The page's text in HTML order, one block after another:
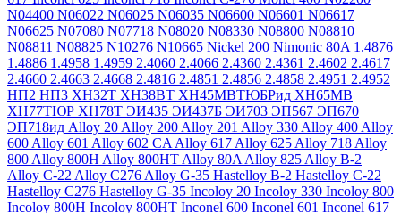
N04400 N06022 N06025 N06035 N06600 N06601 N06617
N06625 N07080 N07718 N08020 N08330 N08800 N08810
N08811 N08825 N10276 N10665 Nickel 200 Nimonic 80A 1.4876
1.4886 1.4958 1.4959 2.4060 2.4066 2.4360 2.4361 2.4602 2.4617
2.4660 2.4663 2.4668 2.4816 2.4851 2.4856 2.4858 2.4951 2.4952
НП2 НП3 ХН32Т ХН38ВТ ХН45МВТЮБРид ХН65МВ
ХН77ТЮР ХН78Т ЭИ435 ЭИ437Б ЭИ703 ЭП567 ЭП670
ЭП718ид Alloy 20 Alloy 200 Alloy 201 Alloy 330 Alloy 400 Alloy
600 Alloy 601 Alloy 602 CA Alloy 617 Alloy 625 Alloy 718 Alloy
800 Alloy 800H Alloy 800HT Alloy 80A Alloy 825 Alloy B-2
Alloy C-22 Alloy C276 Alloy G-35 Hastelloy B-2 Hastelloy C-22
Hastelloy C276 Hastelloy G-35 Incoloy 20 Incoloy 330 Incoloy 800
Incoloy 800H Incoloy 800HT Inconel 600 Inconel 601 Inconel 617